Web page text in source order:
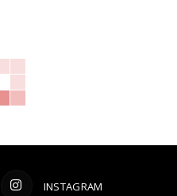
INSTAGRAM